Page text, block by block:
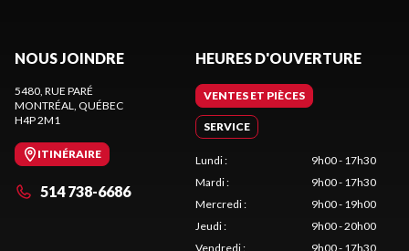
NOUS JOINDRE
5480, RUE PARÉ
MONTRÉAL, QUÉBEC
H4P 2M1
ITINÉRAIRE
514 738-6686
HEURES D'OUVERTURE
VENTES ET PIÈCES
SERVICE
Lundi:
9h00 - 17h30
Mardi:
9h00 - 17h30
Mercredi:
9h00 - 19h00
Jeudi:
9h00 - 20h00
Vendredi: 9h00 - 17h30